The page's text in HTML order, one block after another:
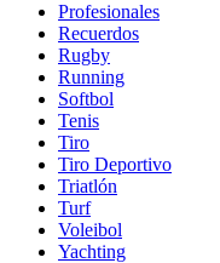
Profesionales
Recuerdos
Rugby
Running
Softbol
Tenis
Tiro
Tiro Deportivo
Triatlón
Turf
Voleibol
Yachting